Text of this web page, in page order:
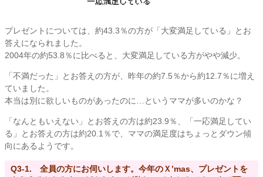
プレゼントについては、約43.3％の方が「大変満足している」とお
答えになられました。
2004年の約53.8％に比べると、大変満足している方がやや減少。
「不満だった」とお答えの方が、昨年の約7.5％から約12.7％に増え
ていました。
本当は別に欲しいものがあったのに…というママが多いのかな？
「なんともいえない」とお答えの方は約23.9％、「一応満足してい
る」とお答えの方は約20.1％で、ママの満足度はちょっとダウン傾
向にあるようです。
Q3-1. 全員の方にお伺いします。今年のＸ’mas、プレゼントを